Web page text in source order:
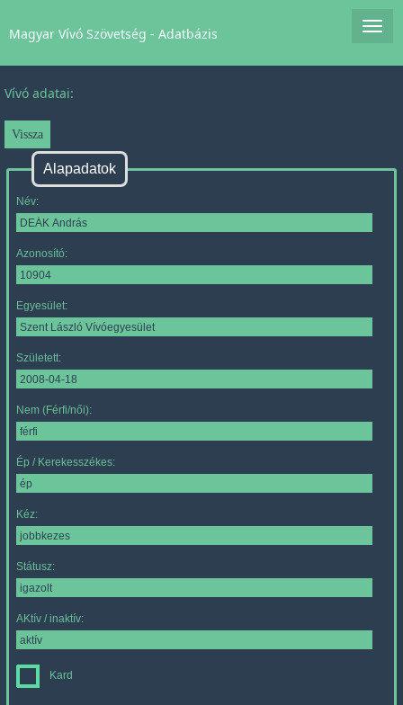
Magyar Vívó Szövetség - Adatbázis
Vívó adatai:
Alapadatok
Név:
Azonosító:
Egyesület:
Született:
Nem (Férfi/női):
Ép / Kerekesszékes:
Kéz:
Státusz:
AKtív / inaktív:
Kard